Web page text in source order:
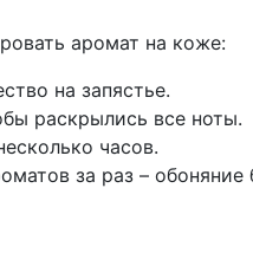
аромат на коже:
на запястье.
раскрылись все ноты.
часов.
за раз –